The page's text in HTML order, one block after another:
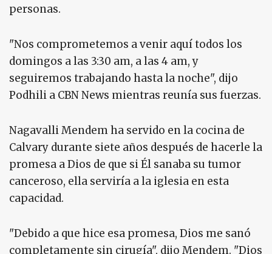
personas.
"Nos comprometemos a venir aquí todos los
domingos a las 3:30 am, a las 4 am, y
seguiremos trabajando hasta la noche", dijo
Podhili a CBN News mientras reunía sus fuerzas.
Nagavalli Mendem ha servido en la cocina de
Calvary durante siete años después de hacerle la
promesa a Dios de que si Él sanaba su tumor
canceroso, ella serviría a la iglesia en esta
capacidad.
"Debido a que hice esa promesa, Dios me sanó
completamente sin cirugía", dijo Mendem. "Dios